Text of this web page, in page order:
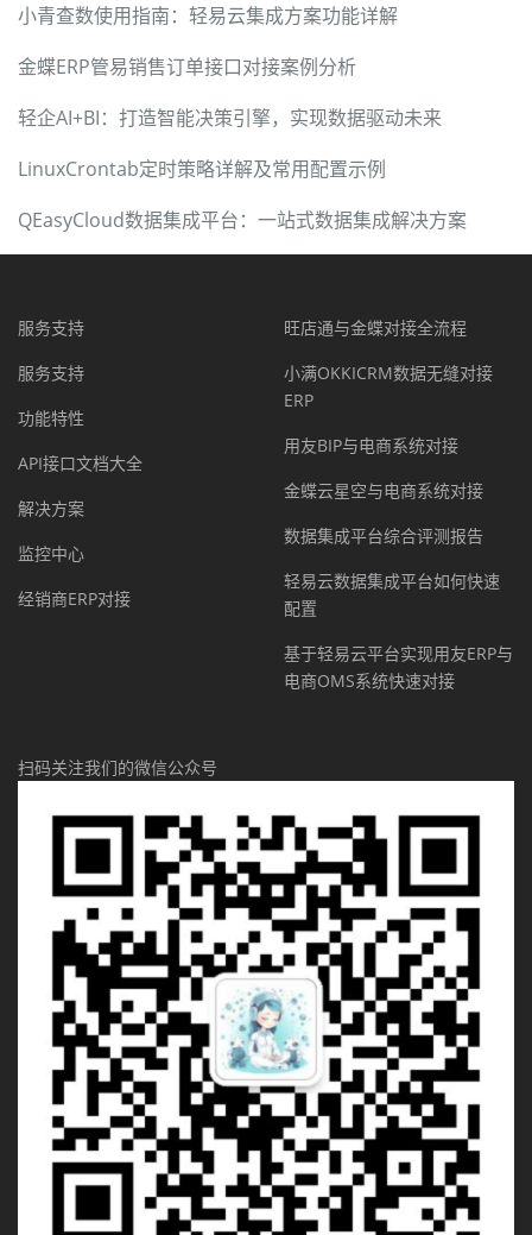
小青查数使用指南：轻易云集成方案功能详解
金蝶ERP管易销售订单接口对接案例分析
轻企AI+BI：打造智能决策引擎，实现数据驱动未来
LinuxCrontab定时策略详解及常用配置示例
QEasyCloud数据集成平台：一站式数据集成解决方案
服务支持
服务支持
功能特性
API接口文档大全
解决方案
监控中心
经销商ERP对接
旺店通与金蝶对接全流程
小满OKKICRM数据无缝对接
ERP
用友BIP与电商系统对接
金蝶云星空与电商系统对接
数据集成平台综合评测报告
轻易云数据集成平台如何快速
配置
基于轻易云平台实现用友ERP与
电商OMS系统快速对接
扫码关注我们的微信公众号